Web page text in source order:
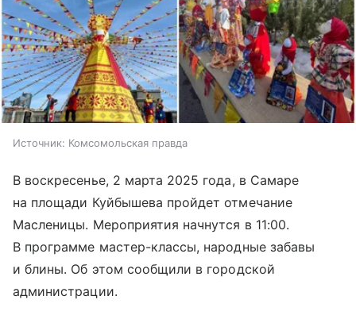
Источник: Комсомольская правда
В воскресенье, 2 марта 2025 года, в Самаре
на площади Куйбышева пройдет отмечание
Масленицы. Мероприятия начнутся в 11:00.
В программе мастер-классы, народные забавы
и блины. Об этом сообщили в городской
администрации.